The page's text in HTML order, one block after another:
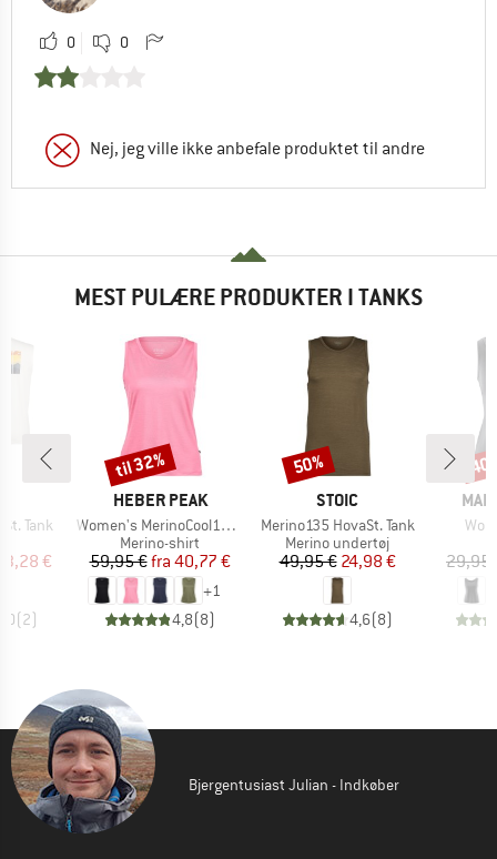
0 0
Nej, jeg ville ikke anbefale produktet til andre
MEST PULÆRE PRODUKTER I TANKS
Tank
pris
€
(2)
MÆRKE
HEBER PEAK
Artikel
Women's MerinoCool165 EvergreenHe. Tank
Produktgruppe
Merino-shirt
Pris
59,95 € Nedsat pris
fra 40,77 €
+1
4,8(8)
Rabat
til 32%
MÆRKE
STOIC
Artikel
Merino135 HovaSt. Tank
Produktgruppe
Merino undertøj
Pris
49,95 €Nedsat pris
24,98 €
4,6(8)
Rabat
50%
29,95
Bjergentusiast Julian - Indkøber